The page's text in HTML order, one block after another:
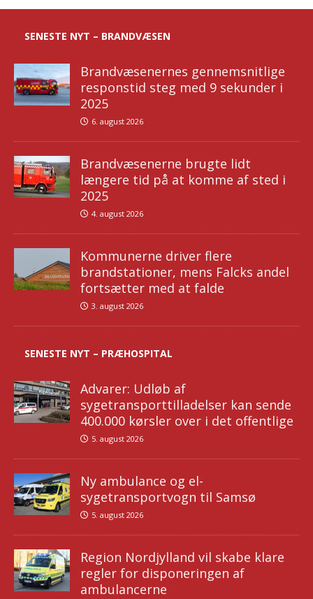
SENESTE NYT – BRANDVÆSEN
Brandvæsenernes gennemsnitlige
responstid steg med 9 sekunder i
2025
6. august 2026
Brandvæsenerne brugte lidt
længere tid på at komme af sted i
2025
4. august 2026
Kommunerne driver flere
brandstationer, mens Falcks andel
fortsætter med at falde
3. august 2026
SENESTE NYT – PRÆHOSPITAL
Advarer: Udløb af
sygetransporttilladelser kan sende
400.000 kørsler over i det offentlige
5. august 2026
Ny ambulance og el-
sygetransportvogn til Samsø
5. august 2026
Region Nordjylland vil skabe klare
regler for disponeringen af
ambulancerne